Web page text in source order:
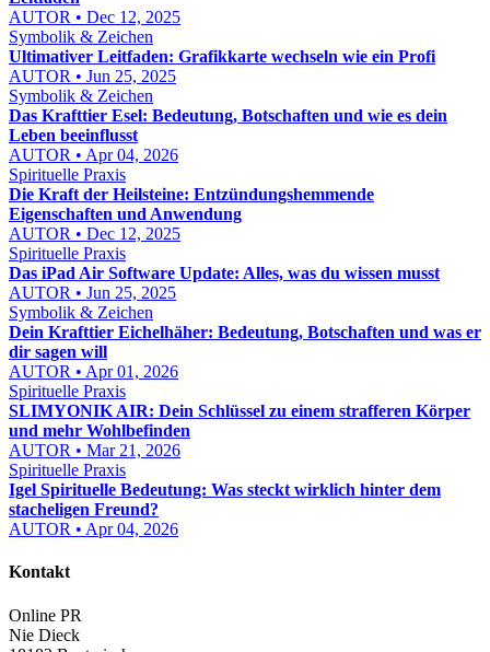
AUTOR • Dec 12, 2025
Symbolik & Zeichen
Ultimativer Leitfaden: Grafikkarte wechseln wie ein Profi
AUTOR • Jun 25, 2025
Symbolik & Zeichen
Das Krafttier Esel: Bedeutung, Botschaften und wie es dein
Leben beeinflusst
AUTOR • Apr 04, 2026
Spirituelle Praxis
Die Kraft der Heilsteine: Entzündungshemmende
Eigenschaften und Anwendung
AUTOR • Dec 12, 2025
Spirituelle Praxis
Das iPad Air Software Update: Alles, was du wissen musst
AUTOR • Jun 25, 2025
Symbolik & Zeichen
Dein Krafttier Eichelhäher: Bedeutung, Botschaften und was er
dir sagen will
AUTOR • Apr 01, 2026
Spirituelle Praxis
SLIMYONIK AIR: Dein Schlüssel zu einem strafferen Körper
und mehr Wohlbefinden
AUTOR • Mar 21, 2026
Spirituelle Praxis
Igel Spirituelle Bedeutung: Was steckt wirklich hinter dem
stacheligen Freund?
AUTOR • Apr 04, 2026
Kontakt
Online PR
Nie Dieck